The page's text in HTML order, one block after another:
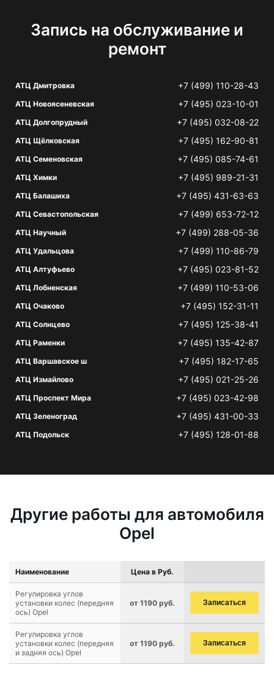
Запись на обслуживание и
ремонт
АТЦ Дмитровка +7 (499) 110-28-43
АТЦ Новоясеневская +7 (495) 023-10-01
АТЦ Долгопрудный +7 (495) 032-08-22
АТЦ Щёлковская +7 (495) 162-90-81
АТЦ Семеновская +7 (495) 085-74-61
АТЦ Химки +7 (495) 989-21-31
АТЦ Балашиха +7 (495) 431-63-63
АТЦ Севастопольская +7 (499) 653-72-12
АТЦ Научный +7 (499) 288-05-36
АТЦ Удальцова +7 (499) 110-86-79
АТЦ Алтуфьево +7 (495) 023-81-52
АТЦ Лобненская +7 (499) 110-53-06
АТЦ Очаково +7 (495) 152-31-11
АТЦ Солнцево +7 (495) 125-38-41
АТЦ Раменки +7 (495) 135-42-87
АТЦ Варшавское ш +7 (495) 182-17-65
АТЦ Измайлово +7 (495) 021-25-26
АТЦ Проспект Мира +7 (495) 023-42-98
АТЦ Зеленоград +7 (495) 431-00-33
АТЦ Подольск +7 (495) 128-01-88
Другие работы для автомобиля
Opel
Наименование Цена в Руб.
Регулировка углов
установки колес (передняя
ось) Opel
от 1190 руб. Записаться
Регулировка углов
установки колес (передняя
и задняя ось) Opel
от 1190 руб. Записаться